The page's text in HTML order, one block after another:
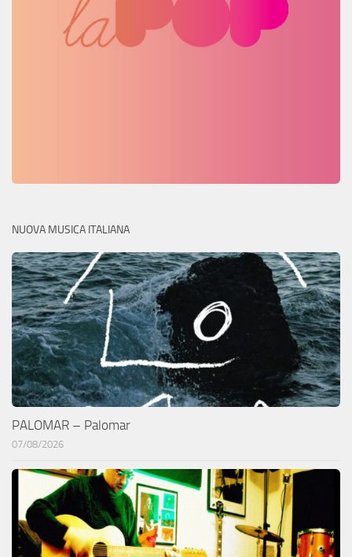
NUOVA MUSICA ITALIANA
PALOMAR – Palomar
07/08/2026